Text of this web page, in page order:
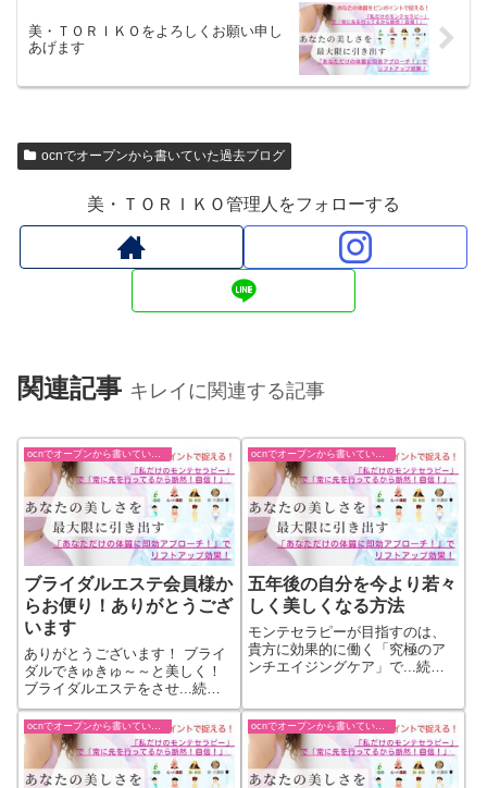
美・ＴＯＲＩＫＯをよろしくお願い申し
あげます
ocnでオープンから書いていた過去ブログ
美・ＴＯＲＩＫＯ管理人をフォローする
関連記事 キレイに関連する記事
ocnでオープンから書いていた過去ブログ
ブライダルエステ会員様か
らお便り！ありがとうござ
います
ありがとうございます！ ブライ
ダルできゅきゅ～～と美しく！
ブライダルエステをさせ...続き
をもっと見る
ocnでオープンから書いていた過去ブログ
五年後の自分を今より若々
しく美しくなる方法
モンテセラピーが目指すのは、
貴方に効果的に働く「究極のア
ンチエイジングケア」で...続き
ocnでオープンから書いていた過去ブログ ocnでオープンから書いていた過去ブログ